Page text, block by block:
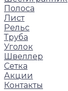
Полоса
Лист
Рельс
Труба
Уголок
Швеллер
Сетка
Акции
Контакты